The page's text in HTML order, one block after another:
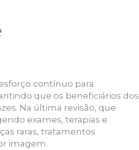
contínuo para
que os beneficiários dos
Na última revisão, que
exames, terapias e
raras, tratamentos
imagem.